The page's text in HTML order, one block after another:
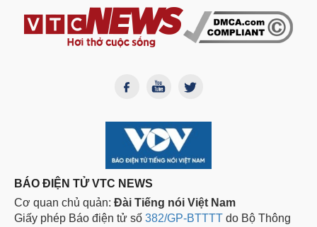
BÁO ĐIỆN TỬ VTC NEWS
Cơ quan chủ quản: Đài Tiếng nói Việt Nam
Giấy phép Báo điện tử số 382/GP-BTTTT do Bộ Thông